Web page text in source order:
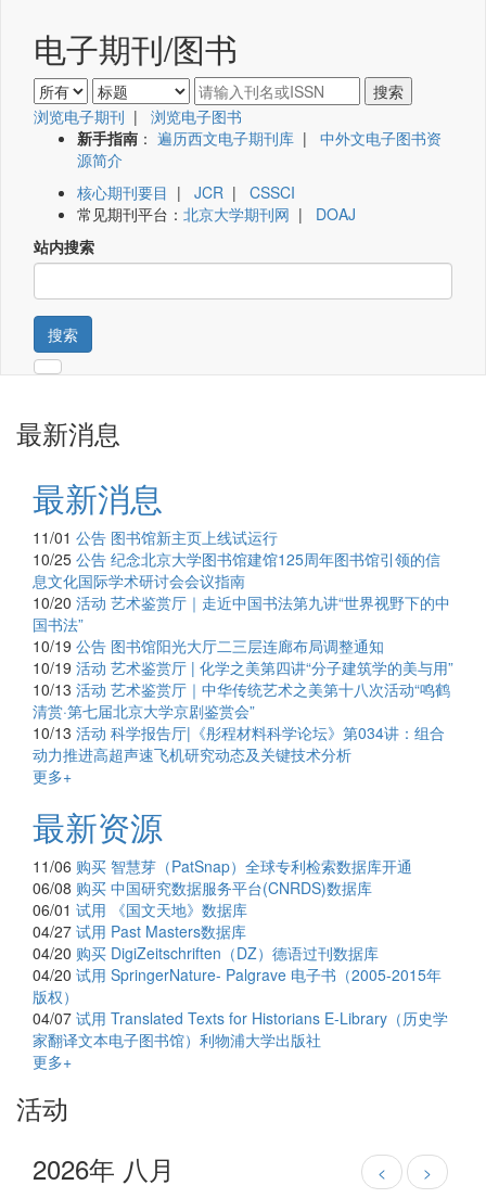
电子期刊/图书
浏览电子期刊 | 浏览电子图书
新手指南 ： 遍历西文电子期刊库 | 中外文电子图书资
源简介
核心期刊要目 | JCR | CSSCI
常见期刊平台： 北京大学期刊网 | DOAJ
站内搜索
搜索
最新消息
最新消息
11/01 公告 图书馆新主页上线试运行
10/25 公告 纪念北京大学图书馆建馆125周年图书馆引领的信
息文化国际学术研讨会会议指南
10/20 活动 艺术鉴赏厅｜走近中国书法第九讲“世界视野下的中
国书法”
10/19 公告 图书馆阳光大厅二三层连廊布局调整通知
10/19 活动 艺术鉴赏厅 | 化学之美第四讲“分子建筑学的美与用”
10/13 活动 艺术鉴赏厅｜中华传统艺术之美第十八次活动“鸣鹤
清赏·第七届北京大学京剧鉴赏会”
10/13 活动 科学报告厅|《彤程材料科学论坛》第034讲：组合
动力推进高超声速飞机研究动态及关键技术分析
更多+
最新资源
11/06 购买 智慧芽（PatSnap）全球专利检索数据库开通
06/08 购买 中国研究数据服务平台(CNRDS)数据库
06/01 试用
《国文天地》数据库
04/27 试用 Past Masters数据库
04/20 购买 DigiZeitschriften（DZ）德语过刊数据库
04/20 试用 SpringerNature- Palgrave 电子书（2005-2015年
版权）
04/07 试用 Translated Texts for Historians E-Library（历史学
家翻译文本电子图书馆）利物浦大学出版社
更多+
活动
2026年 八月
< >